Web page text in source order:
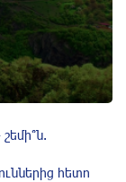
հետո